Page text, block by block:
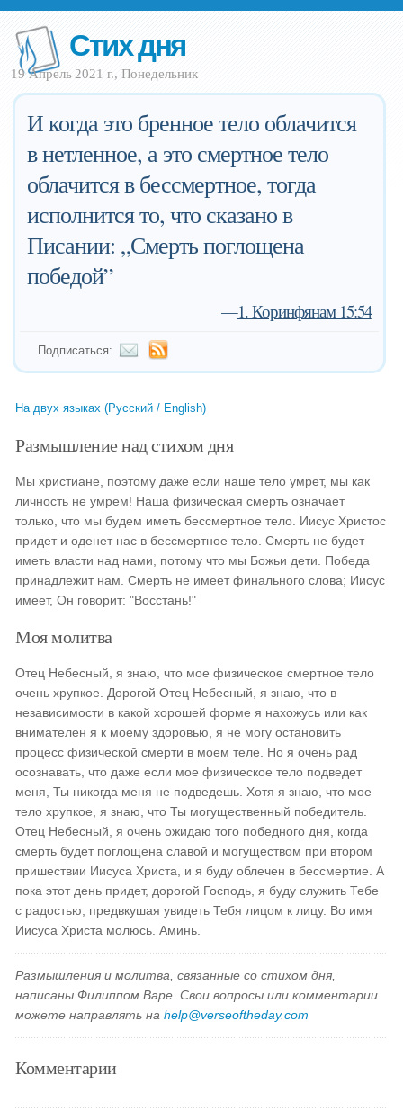
Стих дня
19 Апрель 2021 г., Понедельник
И когда это бренное тело облачится
в нетленное, а это смертное тело
облачится в бессмертное, тогда
исполнится то, что сказано в
Писании: „Смерть поглощена
победой”
—1. Коринфянам 15:54
Подписаться:
На двух языках (Русский / English)
Размышление над стихом дня
Мы христиане, поэтому даже если наше тело умрет, мы как
личность не умрем! Наша физическая смерть означает
только, что мы будем иметь бессмертное тело. Иисус Христос
придет и оденет нас в бессмертное тело. Смерть не будет
иметь власти над нами, потому что мы Божьи дети. Победа
принадлежит нам. Смерть не имеет финального слова; Иисус
имеет, Он говорит: "Восстань!"
Моя молитва
Отец Небесный, я знаю, что мое физическое смертное тело
очень хрупкое. Дорогой Отец Небесный, я знаю, что в
независимости в какой хорошей форме я нахожусь или как
внимателен я к моему здоровью, я не могу остановить
процесс физической смерти в моем теле. Но я очень рад
осознавать, что даже если мое физическое тело подведет
меня, Ты никогда меня не подведешь. Хотя я знаю, что мое
тело хрупкое, я знаю, что Ты могущественный победитель.
Отец Небесный, я очень ожидаю того победного дня, когда
смерть будет поглощена славой и могуществом при втором
пришествии Иисуса Христа, и я буду облечен в бессмертие. А
пока этот день придет, дорогой Господь, я буду служить Тебе
с радостью, предвкушая увидеть Тебя лицом к лицу. Во имя
Иисуса Христа молюсь. Аминь.
Размышления и молитва, связанные со стихом дня,
написаны Филиппом Варе. Свои вопросы или комментарии
можете направлять наhelp@verseoftheday.com
Комментарии